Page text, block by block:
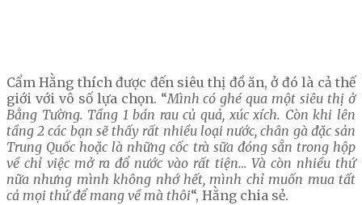
Cẩm Hằng thích được đến siêu thị đồ ăn, ở đó là cả thế
giới với vô số lựa chọn. “Mình có ghé qua một siêu thị ở
Bằng Tường. Tầng 1 bán rau củ quả, xúc xích. Còn khi lên
tầng 2 các bạn sẽ thấy rất nhiều loại nước, chân gà đặc sản
Trung Quốc hoặc là những cốc trà sữa đóng sẵn trong hộp
về chỉ việc mở ra đổ nước vào rất tiện… Và còn nhiều thứ
nữa nhưng mình không nhớ hết, mình chỉ muốn mua tất
cả mọi thứ để mang về mà thôi“, Hằng chia sẻ.